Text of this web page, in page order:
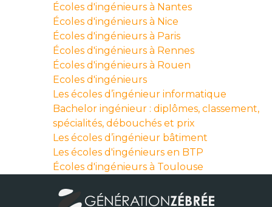
Écoles d'ingénieurs à Nantes
Écoles d'ingénieurs à Nice
Écoles d'ingénieurs à Paris
Écoles d'ingénieurs à Rennes
Écoles d'ingénieurs à Rouen
Ecoles d'ingénieurs
Les écoles d’ingénieur informatique
Bachelor ingénieur : diplômes, classement,
spécialités, débouchés et prix
Les écoles d’ingénieur bâtiment
Les écoles d'ingénieurs en BTP
Écoles d'ingénieurs à Toulouse